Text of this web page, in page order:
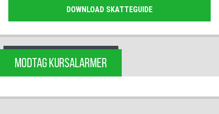
DOWNLOAD SKATTEGUIDE
MODTAG KURSALARMER